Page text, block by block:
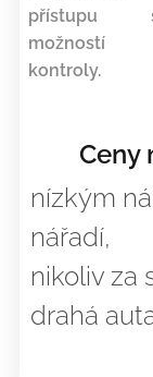
přístupu
možností
kontroly.
Ceny
nízkým
nářadí,
nikoliv za
drahá